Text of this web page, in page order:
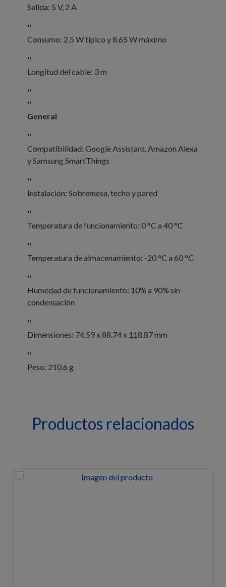
Salida: 5 V, 2 A
''
Consumo: 2.5 W típico y 8.65 W máximo
''
Longitud del cable: 3 m
''
''
General
''
Compatibilidad: Google Assistant, Amazon Alexa
y Samsung SmartThings
''
Instalación: Sobremesa, techo y pared
''
Temperatura de funcionamiento: 0 °C a 40 °C
''
Temperatura de almacenamiento: -20 °C a 60 °C
''
Humedad de funcionamiento: 10% a 90% sin
condensación
''
Dimensiones: 74.59 x 88.74 x 118.87 mm
''
Peso: 210.6 g
Productos relacionados